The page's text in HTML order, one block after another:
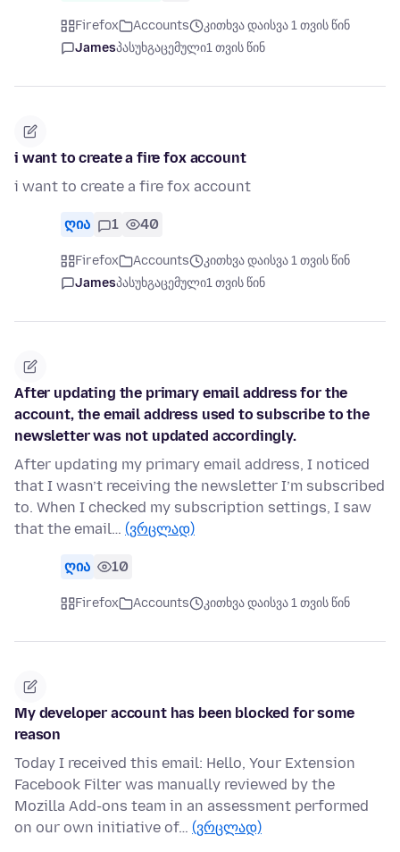
Firefox Accounts
კითხვა დაისვა 1 თვის წინ
Jamesპასუხგაცემული1 თვის წინ
i want to create a fire fox account
i want to create a fire fox account
ღია 1 40
Firefox Accounts
კითხვა დაისვა 1 თვის წინ
Jamesპასუხგაცემული1 თვის წინ
After updating the primary email address for the
account, the email address used to subscribe to the
newsletter was not updated accordingly.
After updating my primary email address, I noticed
that I wasn’t receiving the newsletter I’m subscribed
to. When I checked my subscription settings, I saw
that the email… (ვრცლად)
ღია 10
Firefox Accounts კითხვა დაისვა 1 თვის წინ
My developer account has been blocked for some
reason
Today I received this email: Hello, Your Extension
Facebook Filter was manually reviewed by the
Mozilla Add-ons team in an assessment performed
on our own initiative of… (ვრცლად)